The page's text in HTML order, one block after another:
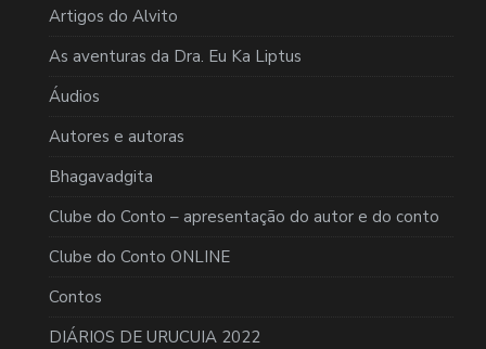
Artigos do Alvito
As aventuras da Dra. Eu Ka Liptus
Áudios
Autores e autoras
Bhagavadgita
Clube do Conto – apresentação do autor e do conto
Clube do Conto ONLINE
Contos
DIÁRIOS DE URUCUIA 2022